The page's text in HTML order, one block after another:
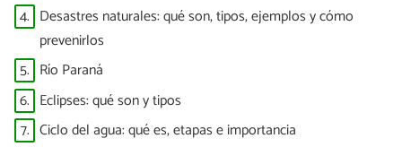
4. Desastres naturales: qué son, tipos, ejemplos y cómo
prevenirlos
5. Río Paraná
6. Eclipses: qué son y tipos
7. Ciclo del agua: qué es, etapas e importancia